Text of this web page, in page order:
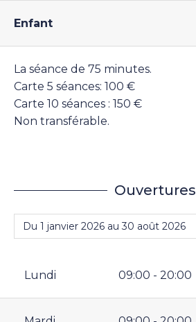
Enfant
La séance de 75 minutes.
Carte 5 séances: 100 €
Carte 10 séances : 150 €
Non transférable.
Ouvertures
Lundi 09:00 - 20:00